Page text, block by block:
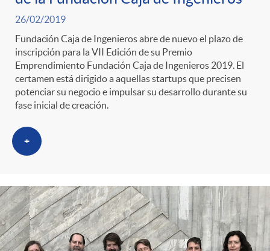
a
n
i
d
a
d
N
o
t
i
c
i
n
i
d
o
A
n
i
c
a
d
o
r
26/02/2019
Fundación Caja de Ingenieros abre de nuevo el plazo de
inscripción para la VII Edición de su Premio
Emprendimiento Fundación Caja de Ingenieros 2019. El
certamen está dirigido a aquellas startups que precisen
potenciar su negocio e impulsar su desarrollo durante su
fase inicial de creación.
+